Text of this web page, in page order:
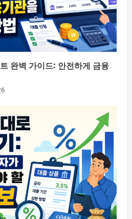
완벽 가이드: 안전하게 금융